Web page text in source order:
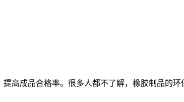
成品合格率。很多人都不了解，橡胶制品的环